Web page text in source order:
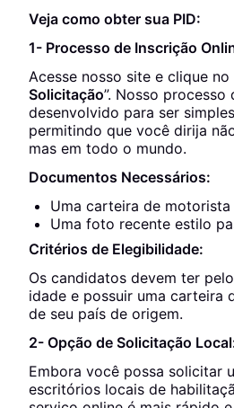
Veja como obter sua PID:
1- Processo de Inscrição
Acesse nosso site e clique no
Solicitação”. Nosso
desenvolvido para ser
permitindo que você dirija
mas em todo o mundo.
Documentos Necessários:
Uma carteira de motorista
Uma foto recente estilo
Critérios de Elegibilidade:
Os candidatos devem ter
idade e possuir uma carteira
de seu país de origem.
2- Opção de Solicitação
Embora você possa solicitar
escritórios locais de